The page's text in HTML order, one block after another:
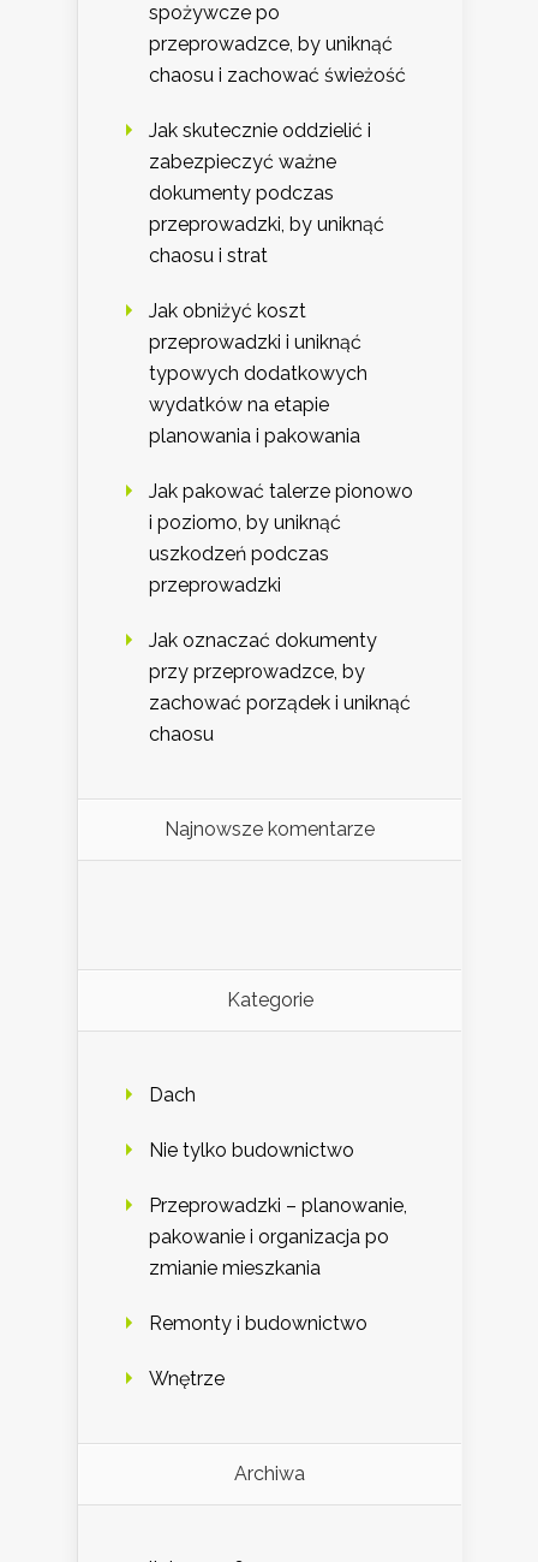
spożywcze po
przeprowadzce, by uniknąć
chaosu i zachować świeżość
Jak skutecznie oddzielić i
zabezpieczyć ważne
dokumenty podczas
przeprowadzki, by uniknąć
chaosu i strat
Jak obniżyć koszt
przeprowadzki i uniknąć
typowych dodatkowych
wydatków na etapie
planowania i pakowania
Jak pakować talerze pionowo
i poziomo, by uniknąć
uszkodzeń podczas
przeprowadzki
Jak oznaczać dokumenty
przy przeprowadzce, by
zachować porządek i uniknąć
chaosu
Najnowsze komentarze
Kategorie
Dach
Nie tylko budownictwo
Przeprowadzki – planowanie,
pakowanie i organizacja po
zmianie mieszkania
Remonty i budownictwo
Wnętrze
Archiwa